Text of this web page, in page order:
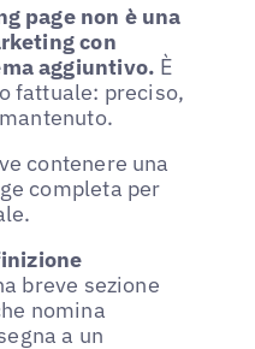
page non è una
con
aggiuntivo. È
fattuale: preciso,
contenere una
completa per
breve sezione
nomina
a un